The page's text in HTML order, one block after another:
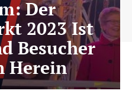
Der
2023 Ist
Besucher
Herein